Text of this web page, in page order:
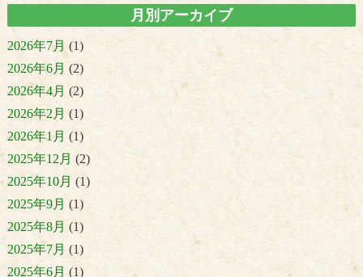
月別アーカイブ
2026年7月 (1)
2026年6月 (2)
2026年4月 (2)
2026年2月 (1)
2026年1月 (1)
2025年12月 (2)
2025年10月 (1)
2025年9月 (1)
2025年8月 (1)
2025年7月 (1)
2025年6月 (1)